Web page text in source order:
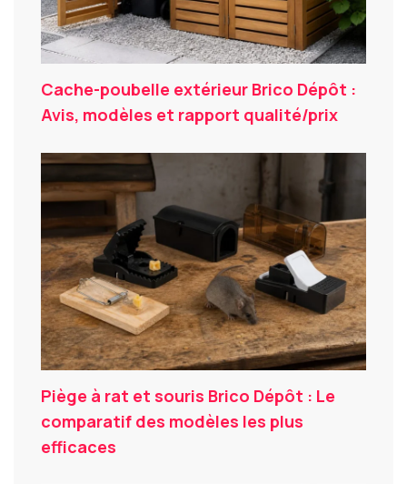
Cache-poubelle extérieur Brico Dépôt :
Avis, modèles et rapport qualité/prix
Piège à rat et souris Brico Dépôt : Le
comparatif des modèles les plus
efficaces